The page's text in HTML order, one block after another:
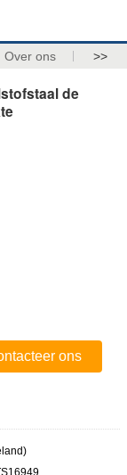
Over ons >>
de
ons